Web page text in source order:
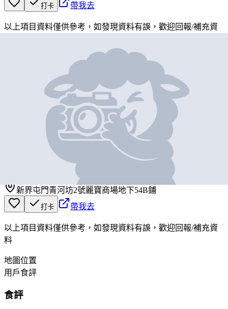
打卡 帶我去
以上項目資料僅供參考，如發現資料有誤，歡迎回報/補充資
本農黒毛猪
新界屯門青河坊2號麗寶商場地下54B鋪
打卡 帶我去
以上項目資料僅供參考，如發現資料有誤，歡迎回報/補充資
料
地圖位置
用戶食評
食評